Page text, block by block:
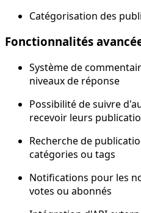
Catégorisation des
Fonctionnalités
Système de
niveaux de réponse
Possibilité de suivre
recevoir leurs
Recherche de
catégories ou tags
Notifications pour les
votes ou abonnés